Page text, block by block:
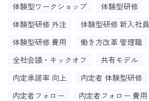
体験型ワークショップ
体験型研修
体験型研修 外注
体験型研修 新入社員
体験型研修 費用
働き方改革 管理職
全社会議・キックオフ
共有モデル
内定承諾率 向上
内定者 体験型研修
内定者フォロー
内定者フォロー 費用